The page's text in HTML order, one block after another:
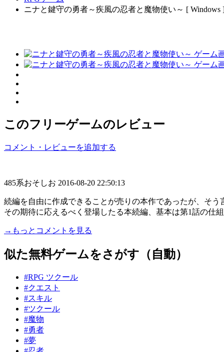
ニナと鍵守の勇者～疾風の忍者と魔物使い～ [ Windows
このフリーゲームのレビュー
コメント・レビューを追加する
485系おそしお 2016-08-20 22:50:13
続編を自由に作成できることが売りの本作であったが、そ
その期待に応えるべく登場したる本続編、基本は第1話の仕
→もっとコメントを見る
似た無料ゲームをさがす（自動）
#RPG ツクール
#クエスト
#スキル
#ツクール
#魔物
#勇者
#夢